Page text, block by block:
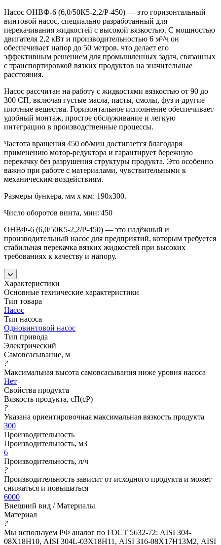
Насос ОНВФ-6 (6,0/50К5-2,2/Р-450) — это горизонтальный
винтовой насос, специально разработанный для
перекачивания жидкостей с высокой вязкостью. С мощностью
двигателя 2,2 кВт и производительностью 6 м³/ч он
обеспечивает напор до 50 метров, что делает его
эффективным решением для промышленных задач, связанных
с транспортировкой вязких продуктов на значительные
расстояния.
Насос рассчитан на работу с жидкостями вязкостью от 90 до
300 СП, включая густые масла, пасты, смолы, фуз и другие
плотные вещества. Горизонтальное исполнение обеспечивает
удобный монтаж, простое обслуживание и легкую
интеграцию в производственные процессы.
Частота вращения 450 об/мин достигается благодаря
применению мотор-редуктора и гарантирует бережную
перекачку без разрушения структуры продукта. Это особенно
важно при работе с материалами, чувствительными к
механическим воздействиям.
Размеры бункера, мм х мм: 190х300.
Число оборотов винта, мин: 450
ОНВФ-6 (6,0/50К5-2,2/Р-450) — это надёжный и
производительный насос для предприятий, которым требуется
стабильная перекачка вязких жидкостей при высоких
требованиях к качеству и напору.
Характеристики
Основные технические характеристики
Тип товара
Насос
Тип насоса
Одновинтовой насос
Тип привода
Электрический
Самовсасывание, м
?
Максимальная высота самовсасывания ниже уровня насоса
Нет
Свойства продукта
Вязкость продукта, сП(cP)
?
Указана ориентировочная максимальная вязкость продукта
300
Производительность
Производительность, м3
6
Производительность, л/ч
?
Производительность зависит от исходного продукта и может
снижаться и повышаться
6000
Внешний вид / Материалы
Материал
?
Мы используем РФ аналог по ГОСТ 5632-72: AISI 304-
08Х18Н10, AISI 304L-03Х18Н11, AISI 316-08Х17Н13М2, AISI